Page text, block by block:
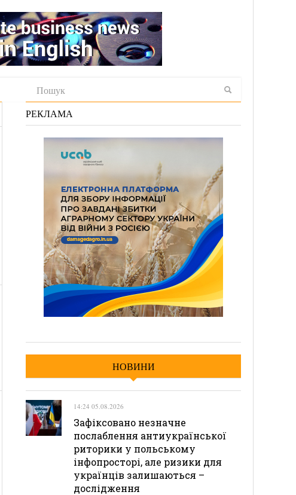
РЕКЛАМА
НОВИНИ
14:24 05.08.2026
Зафіксовано незначне
послаблення антиукраїнської
риторики у польському
інфопросторі, але ризики для
українців залишаються –
дослідження